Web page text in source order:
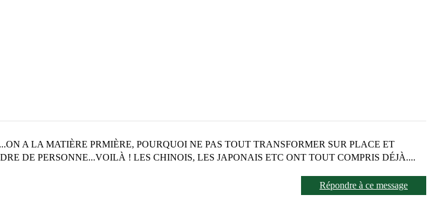
A LA MATIÈRE PRMIÈRE, POURQUOI NE PAS TOUT TRANSFORMER SUR PLACE ET
DE PERSONNE...VOILÀ ! LES CHINOIS, LES JAPONAIS ETC ONT TOUT COMPRIS DÉJÀ....
Répondre à ce message